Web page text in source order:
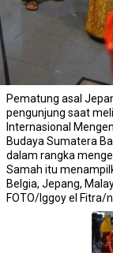
Pematung asal
pengunjung saat
Internasional
Budaya Sumatera
dalam rangka
Samah itu
Belgia, Jepang,
FOTO/Iggoy el Fitra/